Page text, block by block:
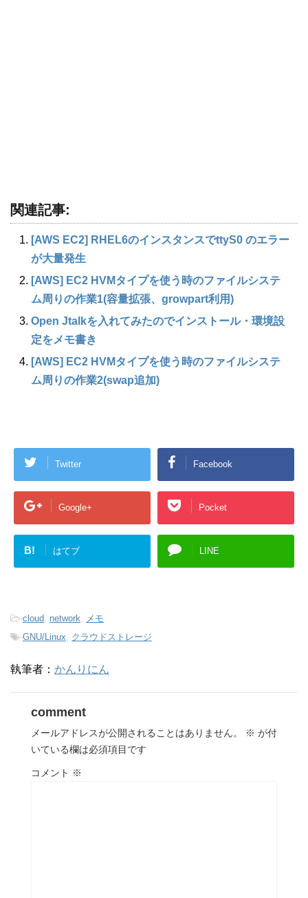
関連記事:
[AWS EC2] RHEL6のインスタンスでttyS0 のエラー
が大量発生
[AWS] EC2 HVMタイプを使う時のファイルシステ
ム周りの作業1(容量拡張、growpart利用)
Open Jtalkを入れてみたのでインストール・環境設
定をメモ書き
[AWS] EC2 HVMタイプを使う時のファイルシステ
ム周りの作業2(swap追加)
Twitter Facebook
Google+ Pocket
B! はてブ LINE
-cloud network
メモ
-GNU/Linux クラウドストレージ
執筆者： かんりにん
comment
メールアドレスが公開されることはありません。 ※ が付
いている欄は必須項目です
コメント ※